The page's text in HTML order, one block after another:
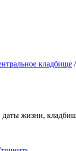
кладбище /
жизни,